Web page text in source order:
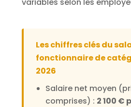
Les chiffres clés du
fonctionnaire de
2026
Salaire net moyen
comprises) : 2 100 €